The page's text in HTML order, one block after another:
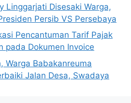
Linggarjati Disesaki Warga,
Persib VS Persebaya
Pencantuman Tarif Pajak
pada Dokumen Invoice
Warga Babakanreuma
Jalan Desa, Swadaya